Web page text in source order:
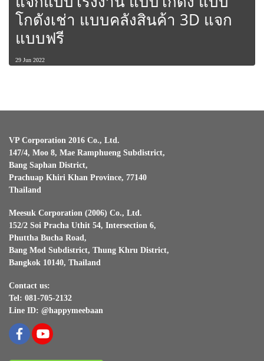
โกดังเช่า แบบคลังสินค้า 3D แจก
แบบฟรี
29 Jun 2022
VP Corporation 2016 Co., Ltd.
147/4, Moo 8, Mae Ramphueng Subdistrict,
Bang Saphan District,
Prachuap Khiri Khan Province, 77140
Thailand
Meesuk Corporation (2006) Co., Ltd.
152/2 Soi Pracha Uthit 54, Intersection 6,
Phuttha Bucha Road,
Bang Mod Subdistrict, Thung Khru District,
Bangkok 10140, Thailand
Contact us:
Tel: 081-705-2132
Line ID: @happymeebaan